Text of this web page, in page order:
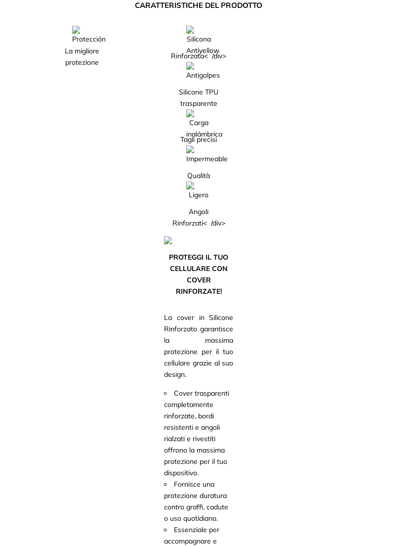
CARATTERISTICHE DEL PRODOTTO
La migliore
protezione
Rinforzata< /div>
Silicone TPU
trasparente
Tagli precisi
Qualità
Angoli
Rinforzati< /div>
PROTEGGI IL TUO
CELLULARE CON
COVER
RINFORZATE!
La cover in Silicone
Rinforzato garantisce
la massima
protezione per il tuo
cellulare grazie al suo
design.
Cover trasparenti
completamente
rinforzate, bordi
resistenti e angoli
rialzati e rivestiti
offrono la massima
protezione per il tuo
dispositivo.
Fornisce una
protezione duratura
contro graffi, cadute
o uso quotidiano.
Essenziale per
accompagnare e